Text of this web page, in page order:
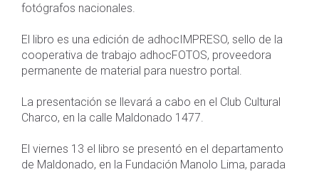
fotógrafos nacionales.
El libro es una edición de adhocIMPRESO, sello de la
cooperativa de trabajo adhocFOTOS, proveedora
permanente de material para nuestro portal.
La presentación se llevará a cabo en el Club Cultural
Charco, en la calle Maldonado 1477.
El viernes 13 el libro se presentó en el departamento
de Maldonado, en la Fundación Manolo Lima, parada